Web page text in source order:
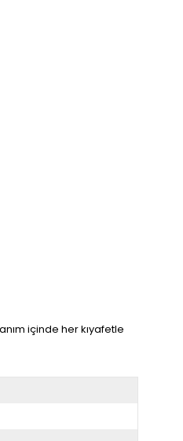
içinde her kıyafetle